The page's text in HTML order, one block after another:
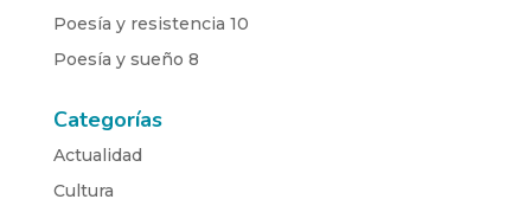
Poesía y resistencia 10
Poesía y sueño 8
Categorías
Actualidad
Cultura